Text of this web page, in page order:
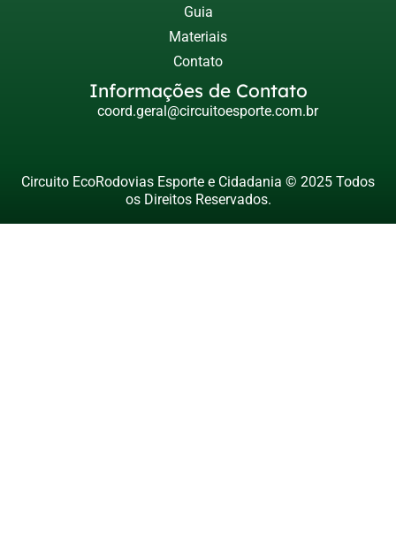
Guia
Materiais
Contato
Informações de Contato
coord.geral@circuitoesporte.com.br
Circuito EcoRodovias Esporte e Cidadania © 2025 Todos
os Direitos Reservados.